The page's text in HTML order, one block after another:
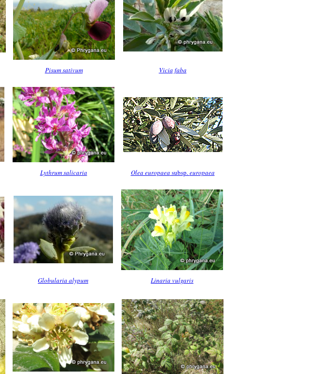
Pisum sativum Vicia faba
Lythrum salicaria Olea europaea subsp.europaea
Globularia alypum Linaria vulgaris